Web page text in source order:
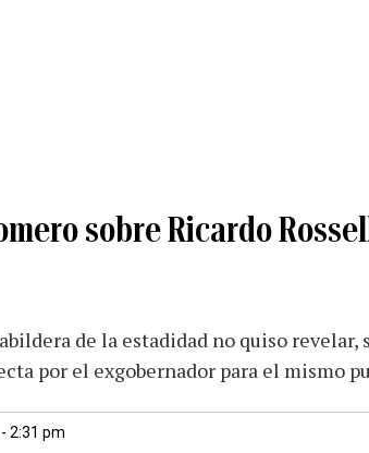
sobre Ricardo
de la estadidad no quiso
por el exgobernador para el mismo
2:31 pm